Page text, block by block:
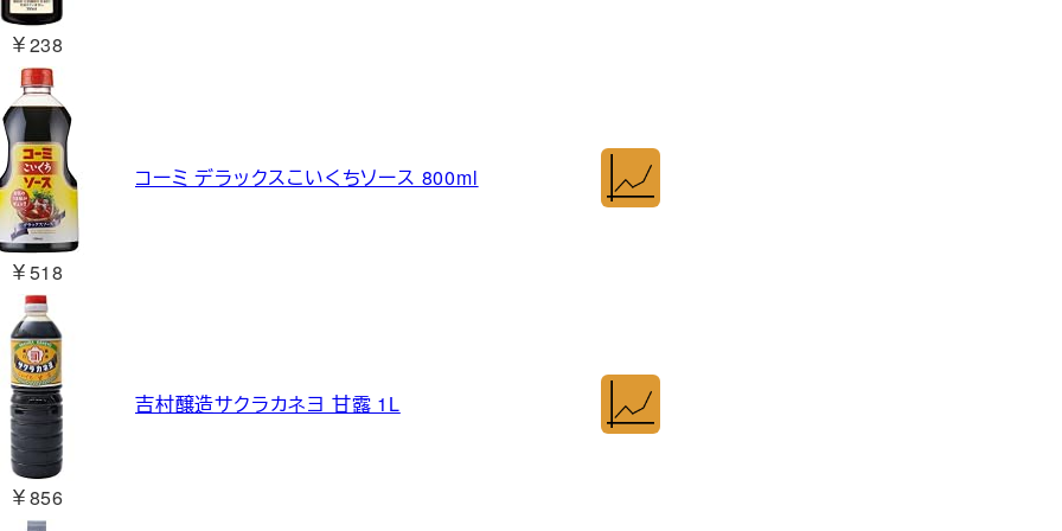
￥238
￥518
コーミ デラックスこいくちソース 800ml
￥856
吉村醸造サクラカネヨ 甘露 1L